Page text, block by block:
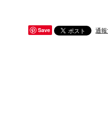
Save 通